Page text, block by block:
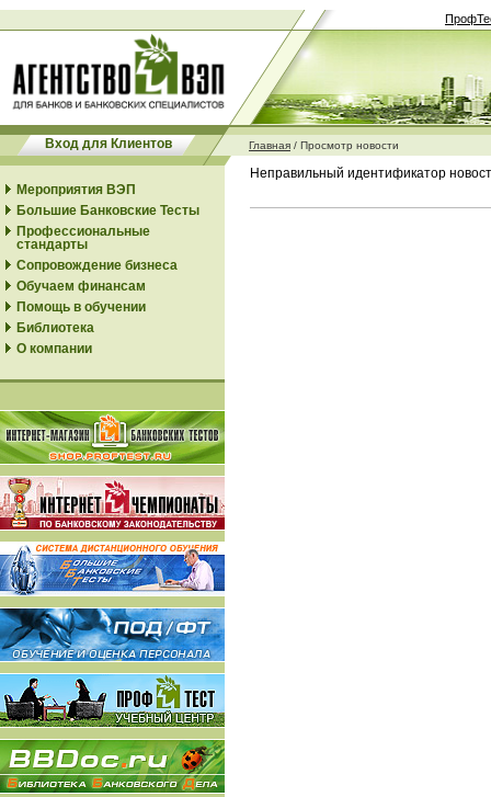
Вход для Клиентов Главная / Просмотр новости
Мероприятия ВЭП
Большие Банковские Тесты
Профессиональные
стандарты
Сопровождение бизнеса
Обучаем финансам
Помощь в обучении
Библиотека
О компании
Неправильный идентификатор